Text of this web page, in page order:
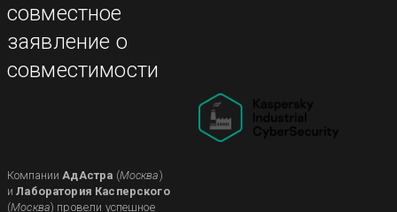
совместное
заявление о
совместимости
КомпанииАдАстра (Москва)
иЛаборатория Касперского
(Москва) провели успешное